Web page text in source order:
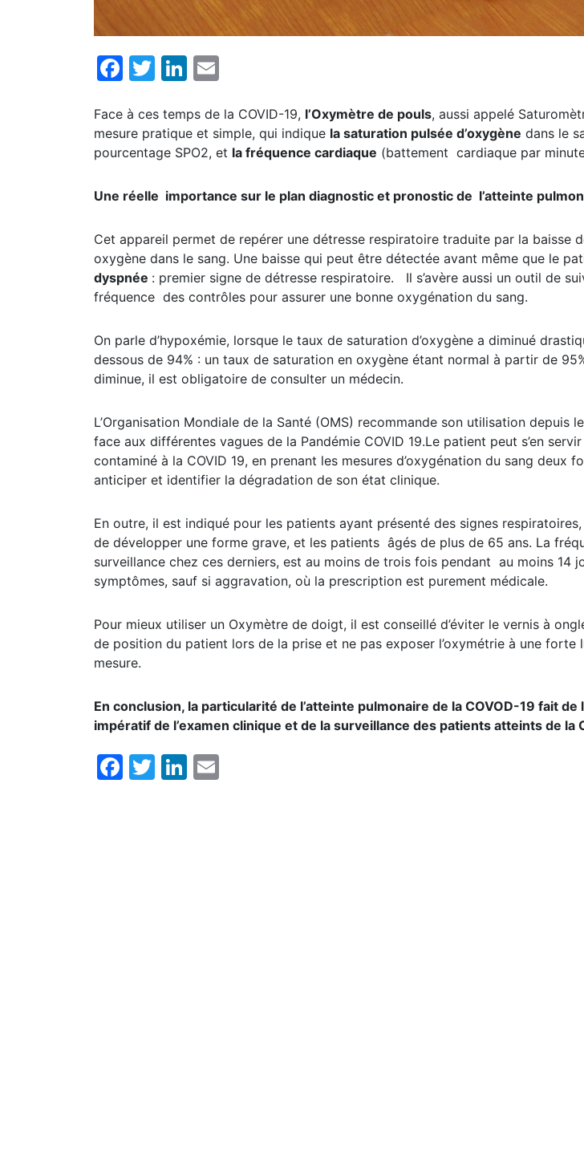
Facebook
TwitterLinkedIn
Face à ces temps de la COVID-19, l’Oxymètre de pouls, aussi appelé
mesure pratique et simple, qui indique la saturation pulsée d’oxygène dans le
pourcentage SPO2, et la fréquence cardiaque (battement cardiaque par
Une réelle importance sur le plan diagnostic et pronostic de l’atteinte
Cet appareil permet de repérer une détresse respiratoire traduite par la baisse
oxygène dans le sang. Une baisse qui peut être détectée avant même que le
dyspnée : premier signe de détresse respiratoire. Il s’avère aussi un outil de
fréquence des contrôles pour assurer une bonne oxygénation du sang.
On parle d’hypoxémie, lorsque le taux de saturation d’oxygène a diminué
dessous de 94% : un taux de saturation en oxygène étant normal à partir de
diminue, il est obligatoire de consulter un médecin.
L’Organisation Mondiale de la Santé (OMS) recommande son utilisation depuis
face aux différentes vagues de la Pandémie COVID 19.Le patient peut s’en
contaminé à la COVID 19, en prenant les mesures d’oxygénation du sang deux
anticiper et identifier la dégradation de son état clinique.
En outre, il est indiqué pour les patients ayant présenté des signes
de développer une forme grave, et les patients âgés de plus de 65 ans. La
surveillance chez ces derniers, est au moins de trois fois pendant au moins 14
symptômes, sauf si aggravation, où la prescription est purement médicale.
Pour mieux utiliser un Oxymètre de doigt, il est conseillé d’éviter le vernis à
de position du patient lors de la prise et ne pas exposer l’oxymétrie à une forte
mesure.
En conclusion, la particularité de l’atteinte pulmonaire de la COVOD-19 fait de
impératif de l’examen clinique et de la surveillance des patients atteints de la
Facebook
TwitterLinkedIn